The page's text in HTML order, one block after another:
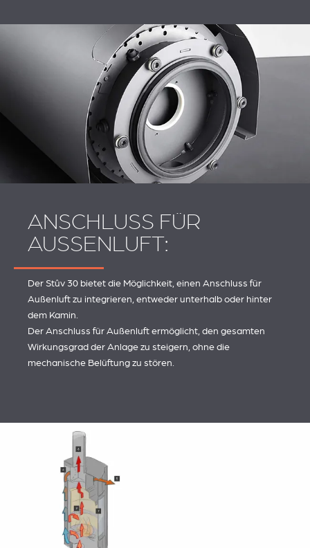
ANSCHLUSS FÜR
AUSSENLUFT:
Der Stûv 30 bietet die Möglichkeit, einen Anschluss für
Außenluft zu integrieren, entweder unterhalb oder hinter
dem Kamin.
Der Anschluss für Außenluft ermöglicht, den gesamten
Wirkungsgrad der Anlage zu steigern, ohne die
mechanische Belüftung zu stören.